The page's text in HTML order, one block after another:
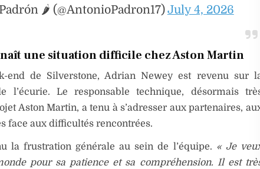
🌶️ (@AntonioPadron17)July 4, 2026
une situation difficile chez Aston Martin
end de Silverstone, Adrian Newey est revenu sur
l’écurie. Le responsable technique, désormais
Aston Martin, a tenu à s’adresser aux partenaires,
face aux difficultés rencontrées.
la frustration générale au sein de l’équipe. « Je
pour sa patience et sa compréhension. Il est